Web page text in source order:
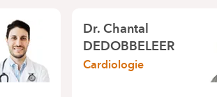
Dr.Chantal
DEDOBBELEER
Cardiologie